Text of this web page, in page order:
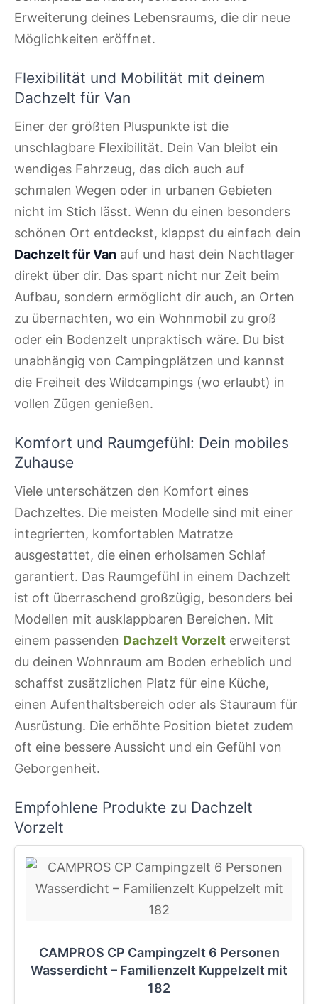
Erweiterung deines Lebensraums, die dir neue
Möglichkeiten eröffnet.
Flexibilität und Mobilität mit deinem
Dachzelt für Van
Einer der größten Pluspunkte ist die
unschlagbare Flexibilität. Dein Van bleibt ein
wendiges Fahrzeug, das dich auch auf
schmalen Wegen oder in urbanen Gebieten
nicht im Stich lässt. Wenn du einen besonders
schönen Ort entdeckst, klappst du einfach dein
Dachzelt für Van auf und hast dein Nachtlager
direkt über dir. Das spart nicht nur Zeit beim
Aufbau, sondern ermöglicht dir auch, an Orten
zu übernachten, wo ein Wohnmobil zu groß
oder ein Bodenzelt unpraktisch wäre. Du bist
unabhängig von Campingplätzen und kannst
die Freiheit des Wildcampings (wo erlaubt) in
vollen Zügen genießen.
Komfort und Raumgefühl: Dein mobiles
Zuhause
Viele unterschätzen den Komfort eines
Dachzeltes. Die meisten Modelle sind mit einer
integrierten, komfortablen Matratze
ausgestattet, die einen erholsamen Schlaf
garantiert. Das Raumgefühl in einem Dachzelt
ist oft überraschend großzügig, besonders bei
Modellen mit ausklappbaren Bereichen. Mit
einem passenden Dachzelt Vorzelt erweiterst
du deinen Wohnraum am Boden erheblich und
schaffst zusätzlichen Platz für eine Küche,
einen Aufenthaltsbereich oder als Stauraum für
Ausrüstung. Die erhöhte Position bietet zudem
oft eine bessere Aussicht und ein Gefühl von
Geborgenheit.
Empfohlene Produkte zu Dachzelt
Vorzelt
CAMPROS CP Campingzelt 6 Personen
Wasserdicht – Familienzelt Kuppelzelt mit
182